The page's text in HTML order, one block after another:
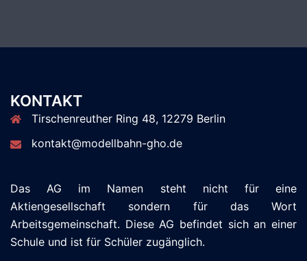
KONTAKT
Tirschenreuther Ring 48, 12279 Berlin
kontakt@modellbahn-gho.de
Das AG im Namen steht nicht für eine
Aktiengesellschaft sondern für das Wort
Arbeitsgemeinschaft. Diese AG befindet sich an einer
Schule und ist für Schüler zugänglich.